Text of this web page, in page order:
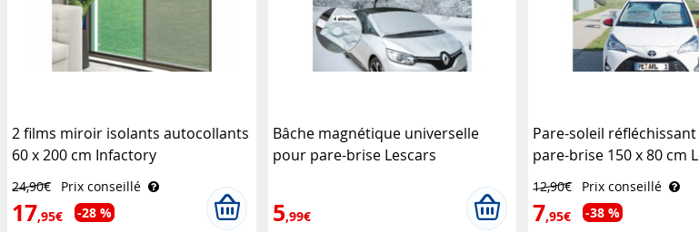
2 films miroir isolants autocollants
60 x 200 cm Infactory
24,90€ Prix conseillé
17,95€ -28 %
Bâche magnétique universelle
pour pare-brise Lescars
5,99€
Pare-soleil
pare-brise 150 x 80 cm
12,90€ Prix conseillé
7,95€ -38 %